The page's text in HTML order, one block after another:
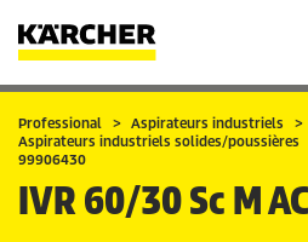
Panier
Professional Aspirateurs industriels
Aspirateurs industriels solides/poussières
99906430
IVR 60/30 Sc M